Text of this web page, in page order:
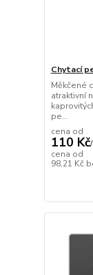
Chytací
Měkčené
atraktivní
pe...
cena od
110 Kč/
cena od
98,21 Kč